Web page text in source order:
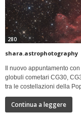
280
shara.astrophotography
Il nuovo appuntamento
globuli cometari CG30,
tra le costellazioni della
Continua a leggere